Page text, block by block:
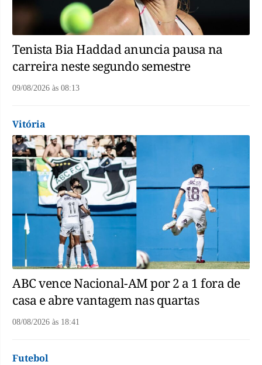
Tenista Bia Haddad anuncia pausa na
carreira neste segundo semestre
09/08/2026 às 08:13
Vitória
ABC vence Nacional-AM por 2 a 1 fora de
casa e abre vantagem nas quartas
08/08/2026 às 18:41
Futebol